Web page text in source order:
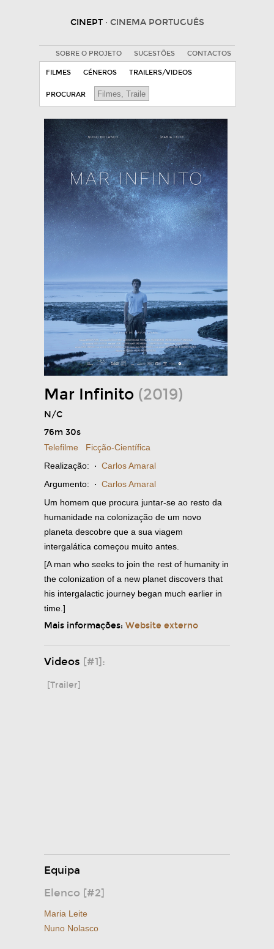
CINEPT · CINEMA PORTUGUÊS
SOBRE O PROJETO SUGESTÕES CONTACTOS
FILMES GÉNEROS TRAILERS/VIDEOS
PROCURAR
Mar Infinito (2019)
N/C
76m 30s
Telefilme
Ficção-Científica
Realização: · Carlos Amaral
Argumento: · Carlos Amaral
Um homem que procura juntar-se ao resto da
humanidade na colonização de um novo
planeta descobre que a sua viagem
intergalática começou muito antes.
[A man who seeks to join the rest of humanity in
the colonization of a new planet discovers that
his intergalactic journey began much earlier in
time.]
Mais informações: Website externo
Videos [#1]:
[Trailer]
Equipa
Elenco [#2]
Maria Leite
Nuno Nolasco